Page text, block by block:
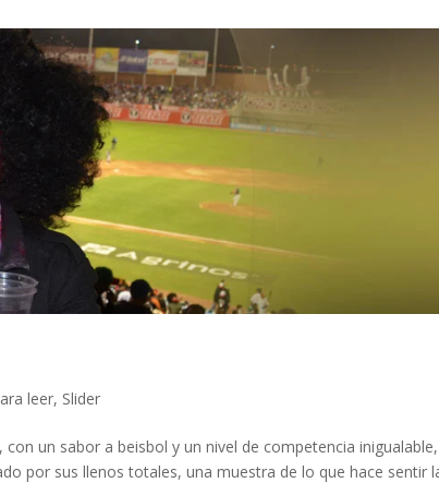
leer, Slider
un sabor a beisbol y un nivel de competencia
por sus llenos totales, una muestra de lo que hace sentir